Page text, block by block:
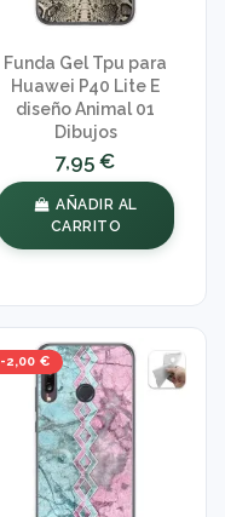
Funda Gel Tpu para
Huawei P40 Lite E
diseño Animal 01
Dibujos
7,95 €
AÑADIR AL
CARRITO
-2,00 €